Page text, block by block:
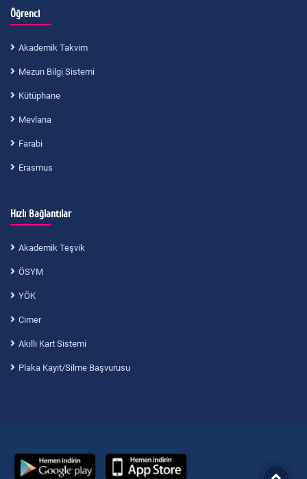
Öğrenci
Akademik Takvim
Mezun Bilgi Sistemi
Kütüphane
Mevlana
Farabi
Erasmus
Hızlı Bağlantılar
Akademik Teşvik
ÖSYM
YÖK
Cimer
Akıllı Kart Sistemi
Plaka Kayıt/Silme Başvurusu